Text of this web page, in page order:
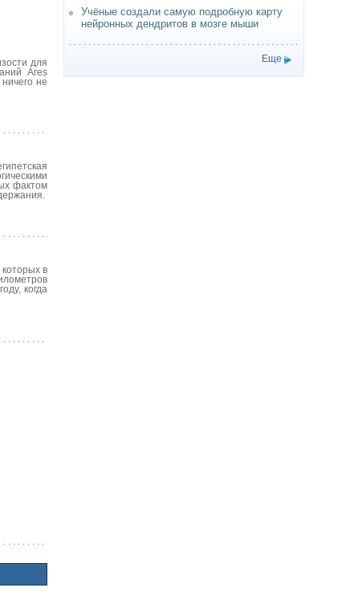
для
Ares
не
фактом
в
когда
Учёные создали самую подробную карту
нейронных дендритов в мозге мыши
Еще